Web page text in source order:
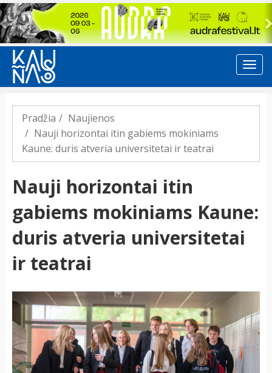
Previous
Pradžia
Naujienos
Nauji horizontai itin gabiems mokiniams
Kaune: duris atveria universitetai ir teatrai
Nauji horizontai itin
gabiems mokiniams Kaune:
duris atveria universitetai
ir teatrai